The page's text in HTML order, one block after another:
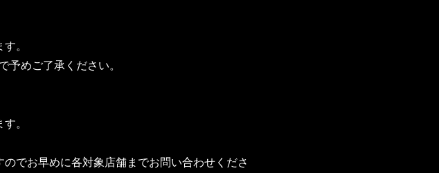
。
めご了承ください。
。
でお早めに各対象店舗までお問い合わせくださ